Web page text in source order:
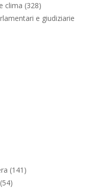
clima (328)
e giudiziarie
(141)
(54)